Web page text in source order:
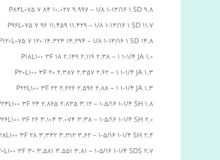
P84L075 7 84 10.027 9.997 – 1/8 1-13/16 1 SD 9.8
P96L075 7 96 11.459 11.429 – 1/8 1-13/16 1 SD 11.7
7 120 14.324 14.294 – 1/8 1-13/16 1 SD 14.8
P18L100 3F 18 2.149 2.119 2.38 – 1 1-1/4 JA 1.0
P20L100 3F 20 2.387 2.357 2.62 – 1 1-1/4 JA 1.3
P22L100 3F 22 2.626 2.596 2.88 – 1 1-1/4 JA 1.3
3F 24 2.865 2.835 3.12 – 1-5/16 1-1/4 SH 1.8
3F 26 3.104 3.074 3.38 – 1-5/16 1-1/4 SH 2.0
3F 28 3.342 3.312 3.62 – 1-5/16 1-1/4 SH 2.4
3F 30 3.581 3.551 3.81 – 1-5/16 1-1/4 SDS 2.7